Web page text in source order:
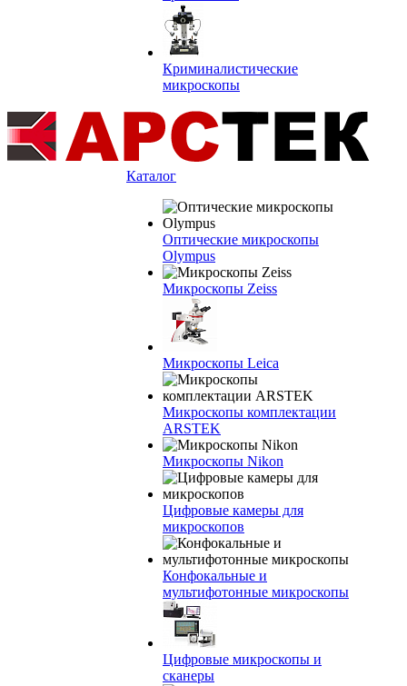
Криминалистические
микроскопы
Каталог
Оптические микроскопы
Olympus
Микроскопы Zeiss
Микроскопы Leica
Микроскопы комплектации
ARSTEK
Микроскопы Nikon
Цифровые камеры для
микроскопов
Конфокальные и
мультифотонные микроскопы
Цифровые микроскопы и
сканеры